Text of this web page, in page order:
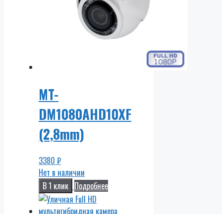
MT-
DM1080AHD10XF
(2,8mm)
3380 ₽
Нет в наличии
В 1 клик Подробнее